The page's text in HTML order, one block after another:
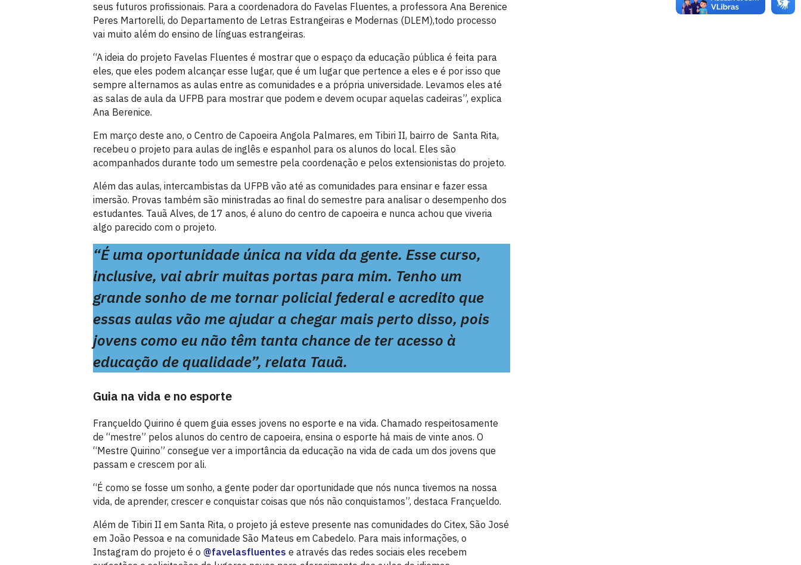
seus futuros profissionais. Para a coordenadora do Favelas Fluentes, a professora Ana Berenice
Peres Martorelli, do Departamento de Letras Estrangeiras e Modernas (DLEM),todo processo
vai muito além do ensino de línguas estrangeiras.
“A ideia do projeto Favelas Fluentes é mostrar que o espaço da educação pública é feita para
eles, que eles podem alcançar esse lugar, que é um lugar que pertence a eles e é por isso que
sempre alternamos as aulas entre as comunidades e a própria universidade. Levamos eles até
as salas de aula da UFPB para mostrar que podem e devem ocupar aquelas cadeiras”, explica
Ana Berenice.
Em março deste ano, o Centro de Capoeira Angola Palmares, em Tibiri II, bairro de Santa Rita,
recebeu o projeto para aulas de inglês e espanhol para os alunos do local. Eles são
acompanhados durante todo um semestre pela coordenação e pelos extensionistas do projeto.
Além das aulas, intercambistas da UFPB vão até as comunidades para ensinar e fazer essa
imersão. Provas também são ministradas ao final do semestre para analisar o desempenho dos
estudantes. Tauã Alves, de 17 anos, é aluno do centro de capoeira e nunca achou que viveria
algo parecido com o projeto.
“É uma oportunidade única na vida da gente. Esse curso,
inclusive, vai abrir muitas portas para mim. Tenho um
grande sonho de me tornar policial federal e acredito que
essas aulas vão me ajudar a chegar mais perto disso, pois
jovens como eu não têm tanta chance de ter acesso à
educação de qualidade”, relata Tauã.
Guia na vida e no esporte
Françueldo Quirino é quem guia esses jovens no esporte e na vida. Chamado respeitosamente
de “mestre” pelos alunos do centro de capoeira, ensina o esporte há mais de vinte anos. O
“Mestre Quirino” consegue ver a importância da educação na vida de cada um dos jovens que
passam e crescem por ali.
“É como se fosse um sonho, a gente poder dar oportunidade que nós nunca tivemos na nossa
vida, de aprender, crescer e conquistar coisas que nós não conquistamos”, destaca Françueldo.
Além de Tibiri II em Santa Rita, o projeto já esteve presente nas comunidades do Citex, São José
em João Pessoa e na comunidade São Mateus em Cabedelo. Para mais informações, o
Instagram do projeto é o @favelasfluentes e através das redes sociais eles recebem